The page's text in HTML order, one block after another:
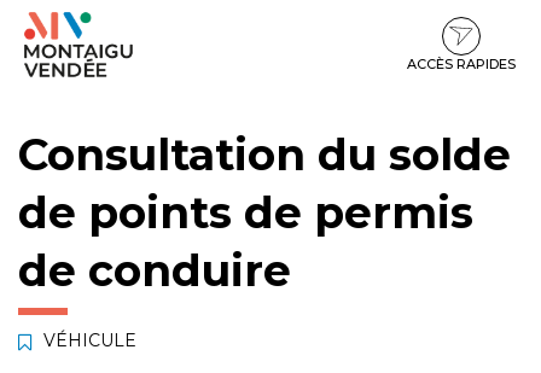
Gestion des traceurs
Aller
Aller
contenu
Aller
pied
ACCÈS RAPIDES
Consultation du solde
de points de permis
de conduire
VÉHICULE